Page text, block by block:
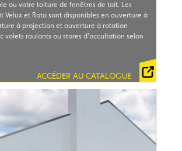
ou votre toiture de fenêtres de toit. Les
Velux et Roto sont disponibles en ouverture à
à projection et ouverture à rotation
volets roulants ou stores d'occultation selon
ACCÉDER AU CATALOGUE
GUIDE VELUX
GUIDE ROTO